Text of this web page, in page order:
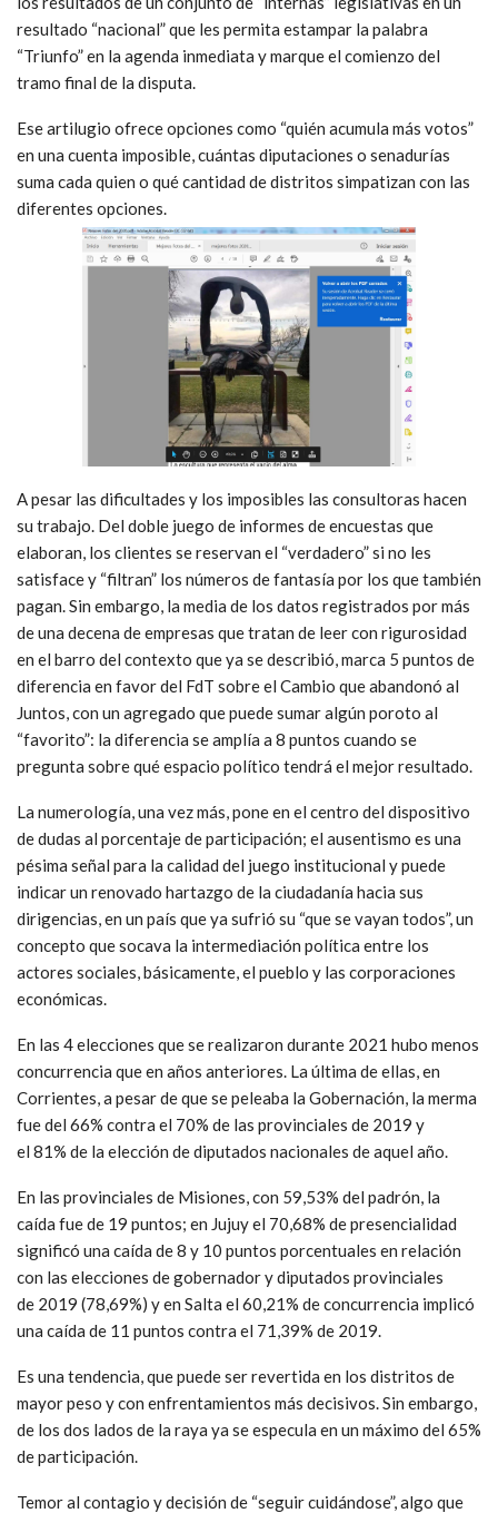
resultado “nacional” que les permita estampar la palabra
“Triunfo” en la agenda inmediata y marque el comienzo del
tramo final de la disputa.
Ese artilugio ofrece opciones como “quién acumula más votos”
en una cuenta imposible, cuántas diputaciones o senadurías
suma cada quien o qué cantidad de distritos simpatizan con las
diferentes opciones.
A pesar las dificultades y los imposibles las consultoras hacen
su trabajo. Del doble juego de informes de encuestas que
elaboran, los clientes se reservan el “verdadero” si no les
satisface y “filtran” los números de fantasía por los que también
pagan. Sin embargo, la media de los datos registrados por más
de una decena de empresas que tratan de leer con rigurosidad
en el barro del contexto que ya se describió, marca 5 puntos de
diferencia en favor del FdT sobre el Cambio que abandonó al
Juntos, con un agregado que puede sumar algún poroto al
“favorito”: la diferencia se amplía a 8 puntos cuando se
pregunta sobre qué espacio político tendrá el mejor resultado.
La numerología, una vez más, pone en el centro del dispositivo
de dudas al porcentaje de participación; el ausentismo es una
pésima señal para la calidad del juego institucional y puede
indicar un renovado hartazgo de la ciudadanía hacia sus
dirigencias, en un país que ya sufrió su “que se vayan todos”, un
concepto que socava la intermediación política entre los
actores sociales, básicamente, el pueblo y las corporaciones
económicas.
En las 4 elecciones que se realizaron durante 2021 hubo menos
concurrencia que en años anteriores. La última de ellas, en
Corrientes, a pesar de que se peleaba la Gobernación, la merma
fue del 66% contra el 70% de las provinciales de 2019 y
el 81% de la elección de diputados nacionales de aquel año.
En las provinciales de Misiones, con 59,53% del padrón, la
caída fue de 19 puntos; en Jujuy el 70,68% de presencialidad
significó una caída de 8 y 10 puntos porcentuales en relación
con las elecciones de gobernador y diputados provinciales
de 2019 (78,69%) y en Salta el 60,21% de concurrencia implicó
una caída de 11 puntos contra el 71,39% de 2019.
Es una tendencia, que puede ser revertida en los distritos de
mayor peso y con enfrentamientos más decisivos. Sin embargo,
de los dos lados de la raya ya se especula en un máximo del 65%
de participación.
Temor al contagio y decisión de “seguir cuidándose”, algo que